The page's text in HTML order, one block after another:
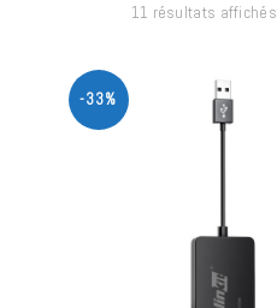
11 résultats affichés
-33%